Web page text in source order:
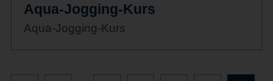
Aqua-Jogging-Kurs
Aqua-Jogging-Kurs